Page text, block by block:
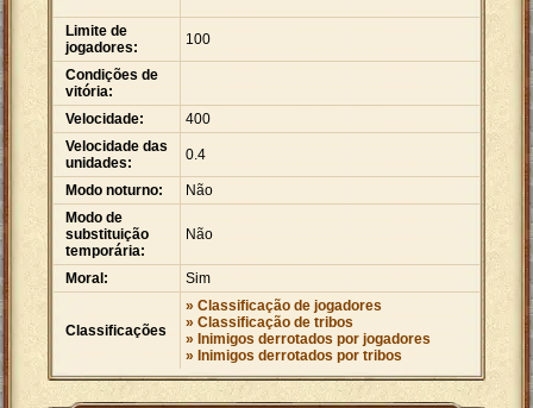
Limite de
jogadores:
100
Condições de
vitória:
Velocidade:
400
Velocidade das
unidades:
0.4
Modo noturno:
Não
Modo de
substituição
temporária:
Não
Moral: Sim
Classificações
» Classificação de jogadores
» Classificação de tribos
» Inimigos derrotados por jogadores
» Inimigos derrotados por tribos